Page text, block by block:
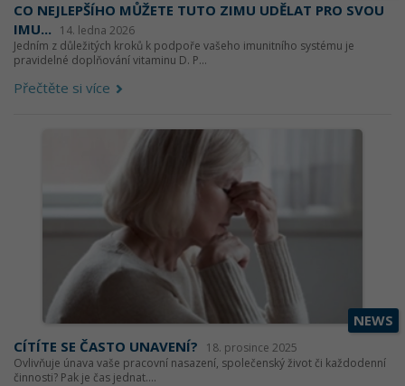
CO NEJLEPŠÍHO MŮŽETE TUTO ZIMU UDĚLAT PRO SVOU
IMU...
14. ledna 2026
Jedním z důležitých kroků k podpoře vašeho imunitního systému je
pravidelné doplňování vitaminu D. P...
Přečtěte si více
NEWS
CÍTÍTE SE ČASTO UNAVENÍ?
18. prosince 2025
Ovlivňuje únava vaše pracovní nasazení, společenský život či každodenní
činnosti? Pak je čas jednat....